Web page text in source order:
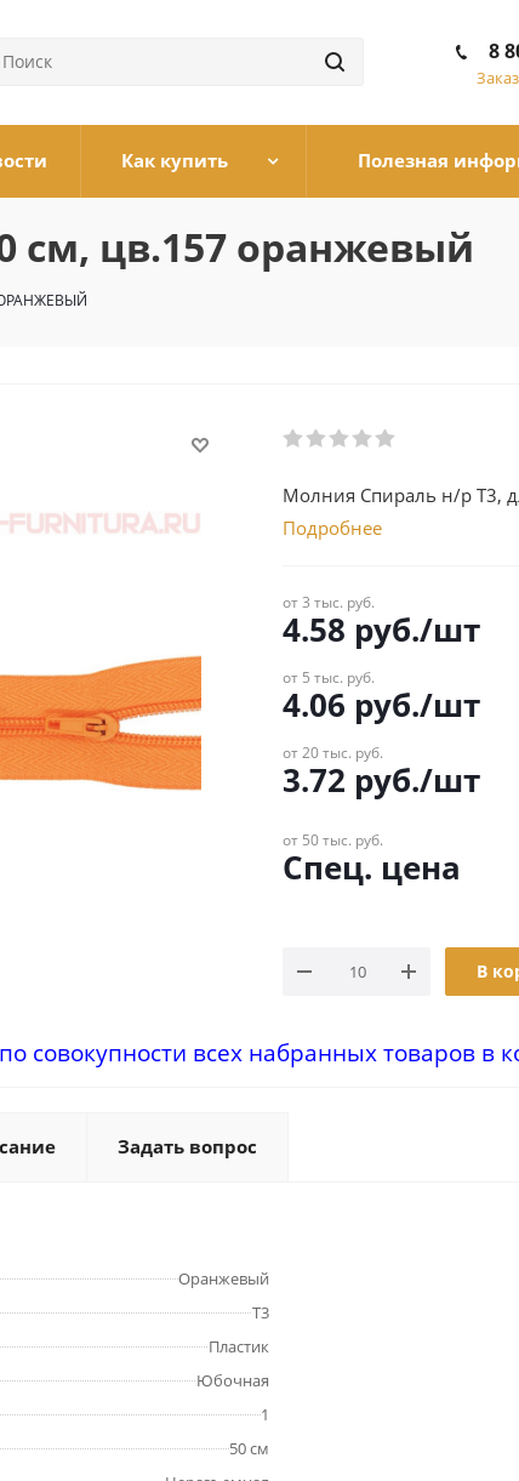
8
Как купить Полезная
см, цв.157 оранжевый
Молния Спираль н/р Т3,
Подробнее
от 3 тыс. руб.
4.58 руб./шт
от 5 тыс. руб.
4.06 руб./шт
от 20 тыс. руб.
3.72 руб./шт
от 50 тыс. руб.
Спец. цена
В
совокупности всех набранных товаров в
Задать вопрос
Оранжевый
Т3
Пластик
Юбочная
1
50 см